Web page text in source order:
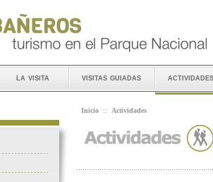
la visita visitas guiadas actividades
Inicio :: Actividades